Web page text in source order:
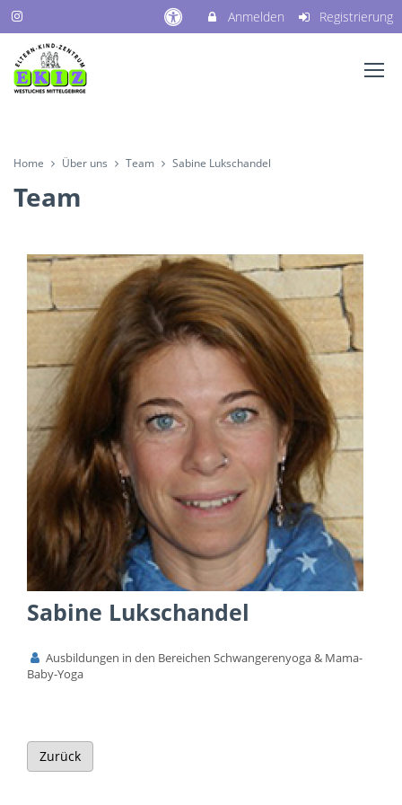
Anmelden Registrierung
Home Über uns Team Sabine Lukschandel
Team
Sabine Lukschandel
Ausbildungen in den Bereichen Schwangerenyoga & Mama-
Baby-Yoga
Zurück